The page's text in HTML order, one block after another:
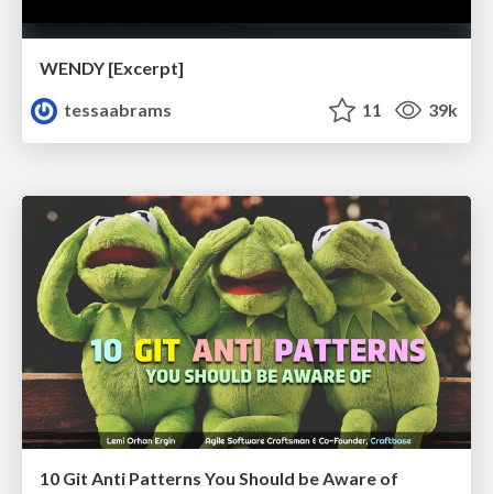
WENDY [Excerpt]
tessaabrams
11 39k
10 Git Anti Patterns You Should be Aware of